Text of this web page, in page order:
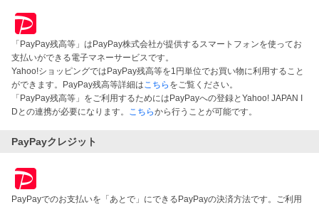
「PayPay残高等」はPayPay株式会社が提供するスマートフォンを使ってお
支払いができる電子マネーサービスです。
Yahoo!ショッピングではPayPay残高等を1円単位でお買い物に利用すること
ができます。PayPay残高等詳細はこちら をご覧ください。
「PayPay残高等」をご利用するためにはPayPayへの登録とYahoo! JAPAN I
Dとの連携が必要になります。 こちらから行うことが可能です。
PayPayクレジット
PayPayでのお支払いを「あとで」にできるPayPayの決済方法です。ご利用